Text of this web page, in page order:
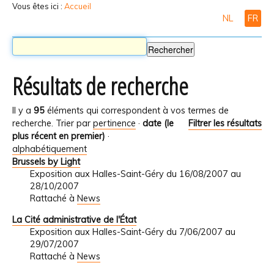
Vous êtes ici : Accueil
NL FR
Résultats de recherche
Il y a 95 éléments qui correspondent à vos termes de
recherche.
Filtrer les résultats
Trier par pertinence · date (le
plus récent en premier) ·
alphabétiquement
Brussels by Light
Exposition aux Halles-Saint-Géry du 16/08/2007 au
28/10/2007
Rattaché à News
La Cité administrative de l'État
Exposition aux Halles-Saint-Géry du 7/06/2007 au
29/07/2007
Rattaché à News